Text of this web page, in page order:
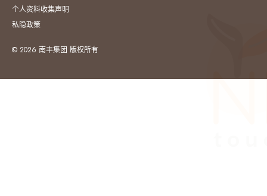
个人资料收集声明
私隐政策
© 2026 南丰集团 版权所有